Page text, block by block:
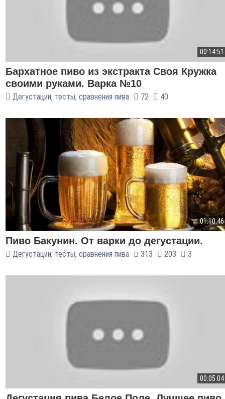
00:14:51
Бархатное пиво из экстракта Своя Кружка
своими руками. Варка №10
Дегустации, тесты, сравнения пива 72 40
01:10:46
Пиво Бакунин. От варки до дегустации.
Дегустации, тесты, сравнения пива 313 203 3
00:05:04